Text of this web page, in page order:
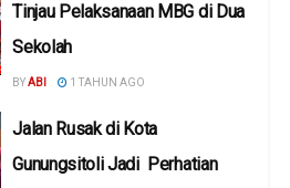
Tinjau Pelaksanaan MBG di Dua
Sekolah
BYABI 1 TAHUN AGO
Jalan Rusak di Kota
Gunungsitoli Jadi Perhatian